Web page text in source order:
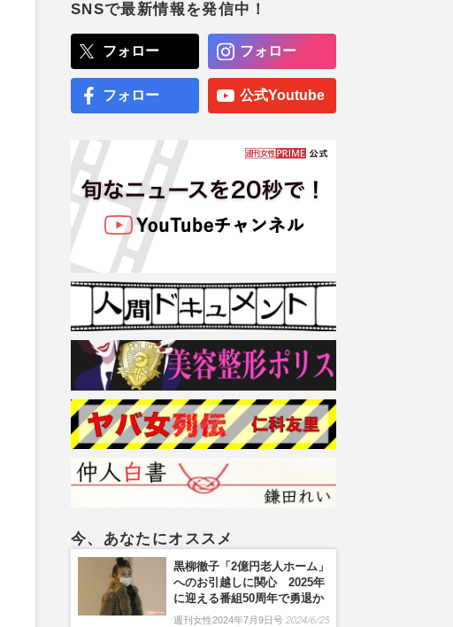
SNSで最新情報を発信中！
フォロー フォロー
フォロー 公式Youtube
今、あなたにオススメ
黒柳徹子「2億円老人ホーム」
へのお引越しに関心 2025年
に迎える番組50周年で勇退か
週刊女性2024年7月9日号 2024/6/25